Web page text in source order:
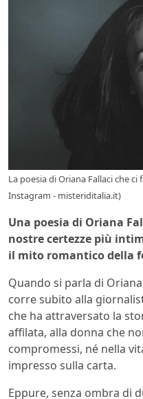
La poesia di Oriana Fallaci che
Instagram - misteriditalia.it)
Una poesia di Oriana
nostre certezze più
il mito romantico della
Quando si parla di
corre subito alla
che ha attraversato la
affilata, alla donna che
compromessi, né nella
impresso sulla carta.
Eppure, senza ombra di